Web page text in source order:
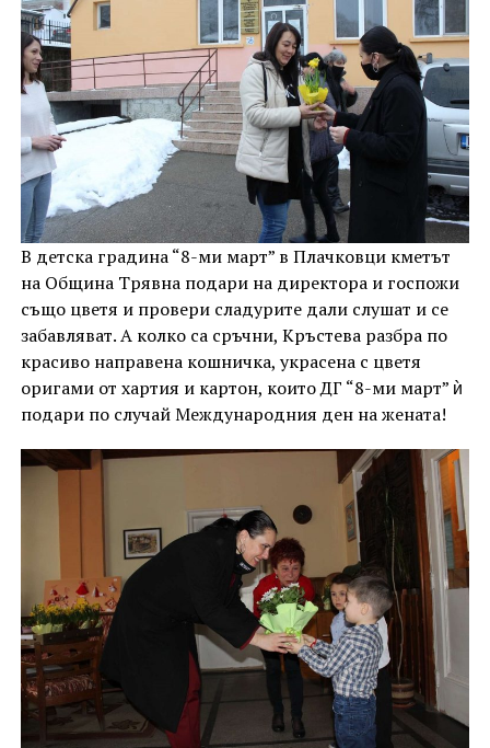
В детска градина “8-ми март” в Плачковци кметът
на Община Трявна подари на директора и госпожи
също цветя и провери сладурите дали слушат и се
забавляват. А колко са сръчни, Кръстева разбра по
красиво направена кошничка, украсена с цветя
оригами от хартия и картон, които ДГ “8-ми март” ѝ
подари по случай Международния ден на жената!